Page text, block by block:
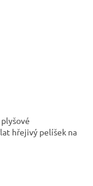
hřejivý pelíšek na